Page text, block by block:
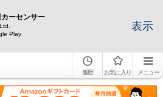
ーセンサー
Play
表示
履歴 お気に入り メニュー